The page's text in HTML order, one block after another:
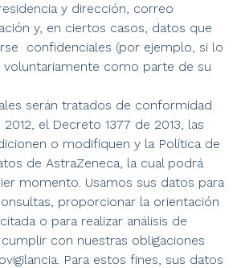
y dirección, correo
y, en ciertos casos, datos que
confidenciales (por ejemplo, si lo
como parte de su
serán tratados de conformidad
2012, el Decreto 1377 de 2013, las
o modifiquen y la Política de
de AstraZeneca, la cual podrá
momento. Usamos sus datos para
proporcionar la orientación
o para realizar análisis de
con nuestras obligaciones
Para estos fines, sus datos